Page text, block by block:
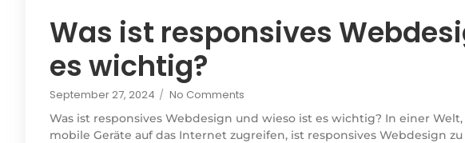
Was ist responsives
es wichtig?
September 27, 2024 / No Comments
Was ist responsives Webdesign und wieso ist es wichtig? In einer
mobile Geräte auf das Internet zugreifen, ist responsives Webdesign